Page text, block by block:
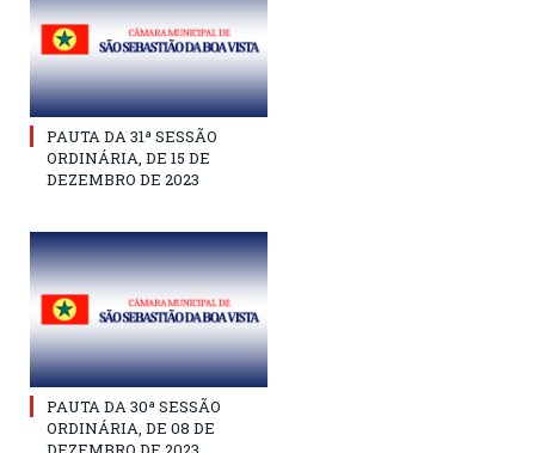
PAUTA DA 31ª SESSÃO
ORDINÁRIA, DE 15 DE
DEZEMBRO DE 2023
PAUTA DA 30ª SESSÃO
ORDINÁRIA, DE 08 DE